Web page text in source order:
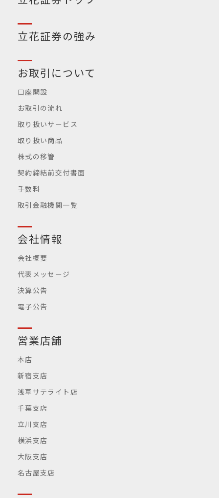
立花証券の強み
お取引について
口座開設
お取引の流れ
取り扱いサービス
取り扱い商品
株式の移管
契約締結前交付書面
手数料
取引金融機関一覧
会社情報
会社概要
代表メッセージ
決算公告
電子公告
営業店舗
本店
新宿支店
浅草サテライト店
千葉支店
立川支店
横浜支店
大阪支店
名古屋支店